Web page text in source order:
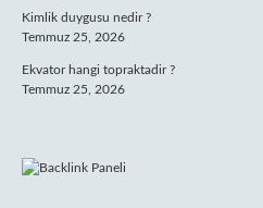
Kimlik duygusu nedir ?
Temmuz 25, 2026
Ekvator hangi topraktadir ?
Temmuz 25, 2026